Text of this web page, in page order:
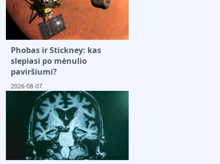
Phobas ir Stickney: kas
slepiasi po mėnulio
paviršiumi?
2026-08-07